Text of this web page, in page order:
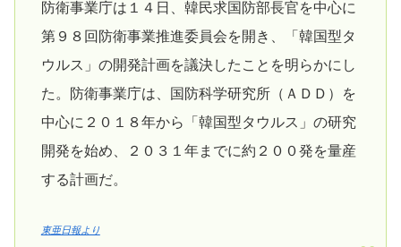
防衛事業庁は１４日、韓民求国防部長官を中心に
第９８回防衛事業推進委員会を開き、「韓国型タ
ウルス」の開発計画を議決したことを明らかにし
た。防衛事業庁は、国防科学研究所（ＡＤＤ）を
中心に２０１８年から「韓国型タウルス」の研究
開発を始め、２０３１年までに約２００発を量産
する計画だ。
東亜日報より